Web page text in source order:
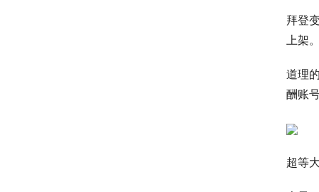
拜登
上架
道理
酬账
超等